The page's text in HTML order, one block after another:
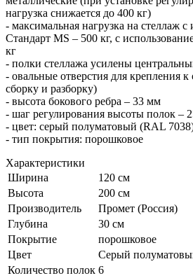
нагрузка снижается до 400 кг)
- максимальная нагрузка на стеллаж с
Стандарт MS – 500 кг, с
кг
- полки стеллажа усилены
- овальные отверстия для крепления
сборку и разборку)
- высота бокового ребра – 33 мм
- шаг регулирования высоты полок –
- цвет: серый полуматовый (RAL
- тип покрытия: порошковое
Характеристики
Ширина
120 см
Высота
200 см
Производитель
Промет (Россия)
Глубина
30 см
Покрытие
порошковое
Цвет
Серый
Количество полок 6